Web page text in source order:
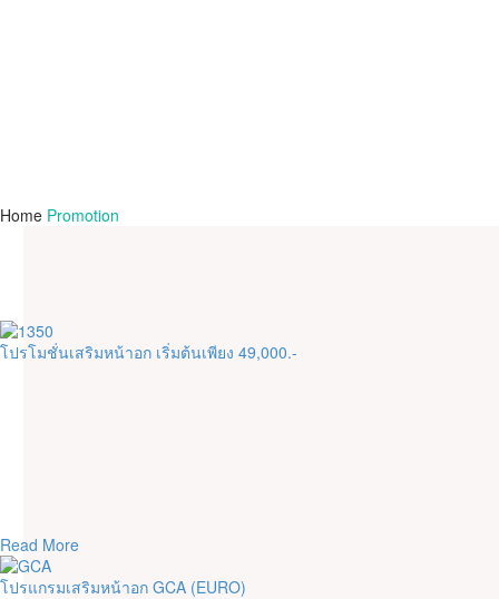
Home Promotion
โปรโมชั่นเสริมหน้าอก เริ่มต้นเพียง 49,000.-
Read More
โปรแกรมเสริมหน้าอก GCA (EURO)